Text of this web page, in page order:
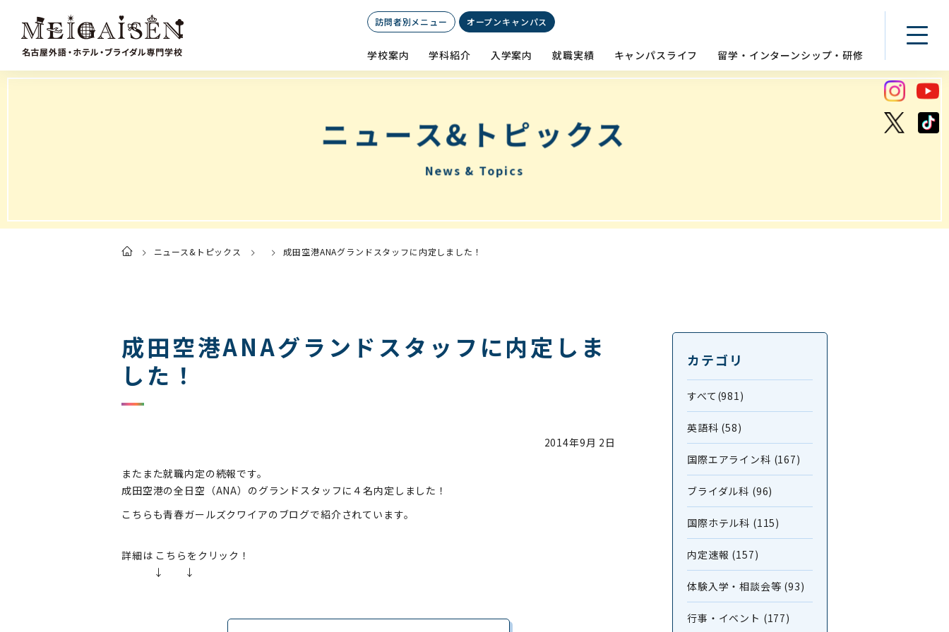
訪問者別メニュー オープンキャンパス
学校案内 学科紹介 入学案内 就職実績 キャンパスライフ 留学・インターンシップ・研修
ニュース&トピックス
News & Topics
ト
ニュース&トピックス 成田空港ANAグランドスタッフに内定しました！
成田空港ANAグランドスタッフに内定しま
した！
2014年9月 2日
またまた就職内定の続報です。
成田空港の全日空（ANA）のグランドスタッフに４名内定しました！
こちらも青春ガールズクワイアのブログで紹介されています。
詳細は こちらをクリック！
↓ ↓
カテゴリ
すべて(981)
英語科 (58)
国際エアライン科 (167)
ブライダル科 (96)
国際ホテル科 (115)
内定速報 (157)
体験入学・相談会等 (93)
行事・イベント (177)